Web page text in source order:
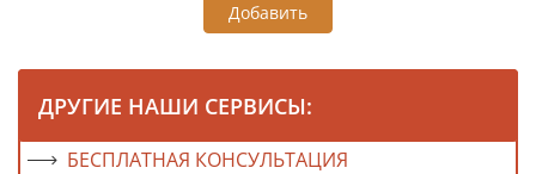
Добавить
ДРУГИЕ НАШИ СЕРВИСЫ:
БЕСПЛАТНАЯ КОНСУЛЬТАЦИЯ